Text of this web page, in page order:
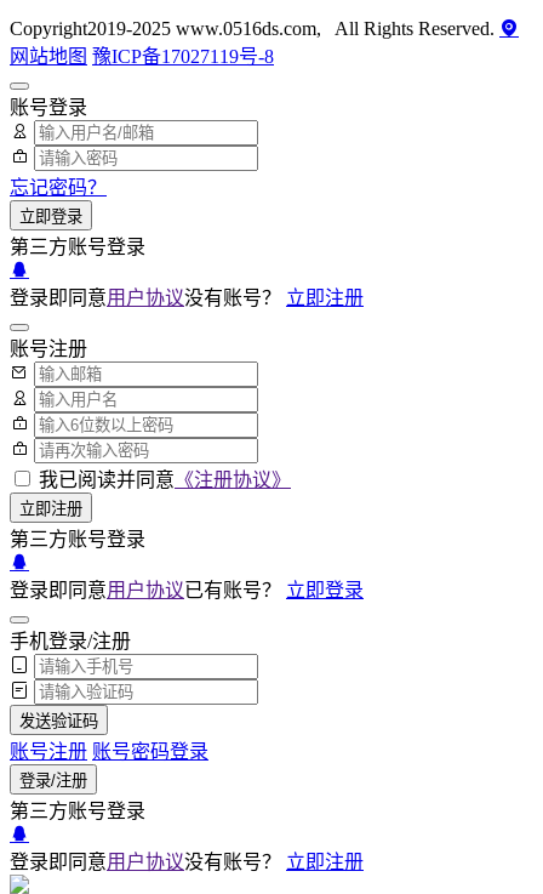
Copyright2019-2025 www.0516ds.com, All Rights Reserved.
网站地图 豫ICP备17027119号-8
账号登录
忘记密码？
立即登录
第三方账号登录
登录即同意用户协议没有账号？ 立即注册
账号注册
我已阅读并同意 《注册协议》
立即注册
第三方账号登录
登录即同意用户协议已有账号？ 立即登录
手机登录/注册
发送验证码
账号注册 账号密码登录
登录/注册
第三方账号登录
登录即同意用户协议没有账号？ 立即注册